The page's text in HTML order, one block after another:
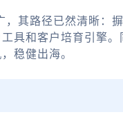
，其路径已然清晰：
具和客户培育引擎。
稳健出海。